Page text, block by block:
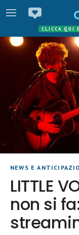
CLICCA QUI
NEWS E
LITTLE
non si